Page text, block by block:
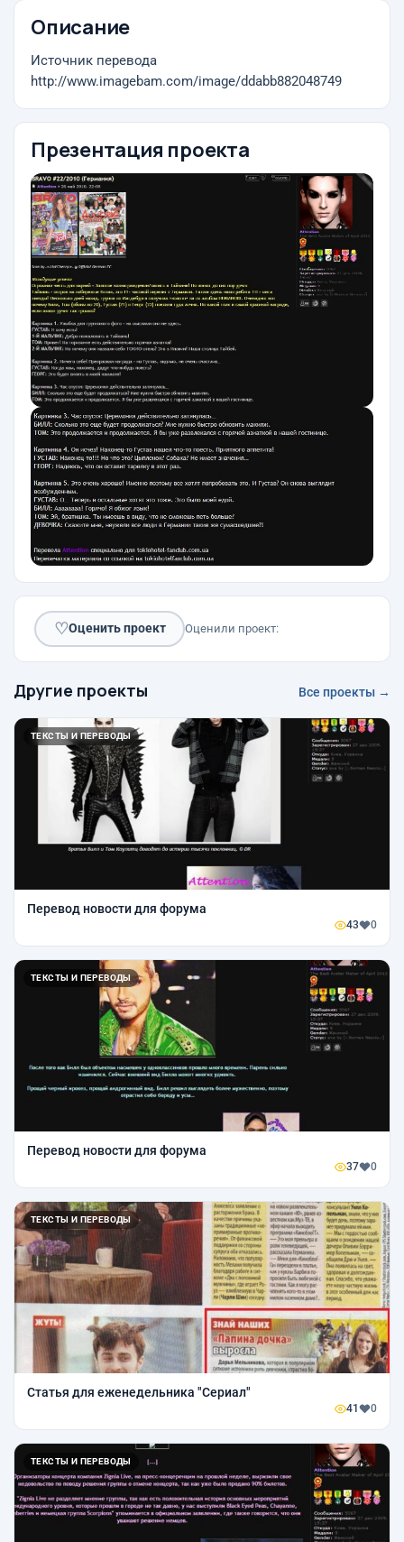
Описание
Источник перевода
http://www.imagebam.com/image/ddabb882048749
Презентация проекта
♡Оценить проект Оценили проект:
Другие проекты Все проекты →
ТЕКСТЫ И ПЕРЕВОДЫ
Перевод новости для форума
43 0
ТЕКСТЫ И ПЕРЕВОДЫ
Перевод новости для форума
37 0
ТЕКСТЫ И ПЕРЕВОДЫ
Статья для еженедельника "Сериал"
41 0
ТЕКСТЫ И ПЕРЕВОДЫ